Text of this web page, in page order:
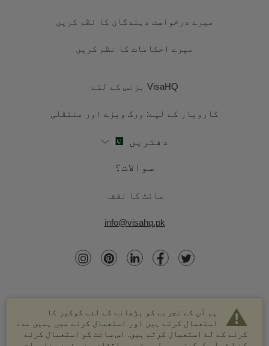
ہم آپ کے تجربے کو بڑھانے کے لئے کوکیز کا
استعمال کرتے ہیں اور استعمال کرنے میں ہمیں مدد
کرنے کے لۓ استعمال کرتے ہیں. اس سائٹ کو استعمال کرنے
میرے درخواست دہندگان کا نظم کریں
میرے احکامات کا نظم کریں
VisaHQ بزنس کے لئے
کاروبار کے لیے: ورک ویزے اور منتقلی
دفتریں
سوالات؟
سائٹ کا نقشہ
info@visahq.pk